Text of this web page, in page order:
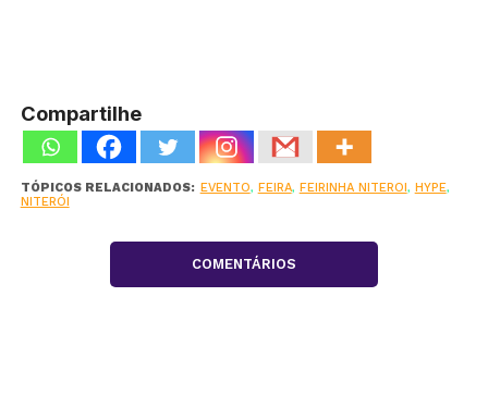
Compartilhe
TÓPICOS RELACIONADOS: EVENTO, FEIRA, FEIRINHA NITEROI , HYPE,
NITERÓI
COMENTÁRIOS